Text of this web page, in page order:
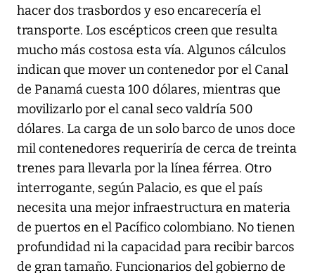
hacer dos trasbordos y eso encarecería el
transporte. Los escépticos creen que resulta
mucho más costosa esta vía. Algunos cálculos
indican que mover un contenedor por el Canal
de Panamá cuesta 100 dólares, mientras que
movilizarlo por el canal seco valdría 500
dólares. La carga de un solo barco de unos doce
mil contenedores requeriría de cerca de treinta
trenes para llevarla por la línea férrea. Otro
interrogante, según Palacio, es que el país
necesita una mejor infraestructura en materia
de puertos en el Pacífico colombiano. No tienen
profundidad ni la capacidad para recibir barcos
de gran tamaño. Funcionarios del gobierno de